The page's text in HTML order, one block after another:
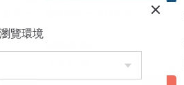
ラー
覽環境